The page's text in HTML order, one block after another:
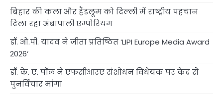
बिहार की कला और हैंडलूम को दिल्ली में राष्ट्रीय पहचान
दिला रहा अंबापाली एम्पोरियम
डॉ. ओ.पी. यादव ने जीता प्रतिष्ठित ‘LIPI Europe Media Award
2026’
डॉ. के. ए. पॉल ने एफसीआरए संशोधन विधेयक पर केंद्र से
पुनर्विचार मांगा